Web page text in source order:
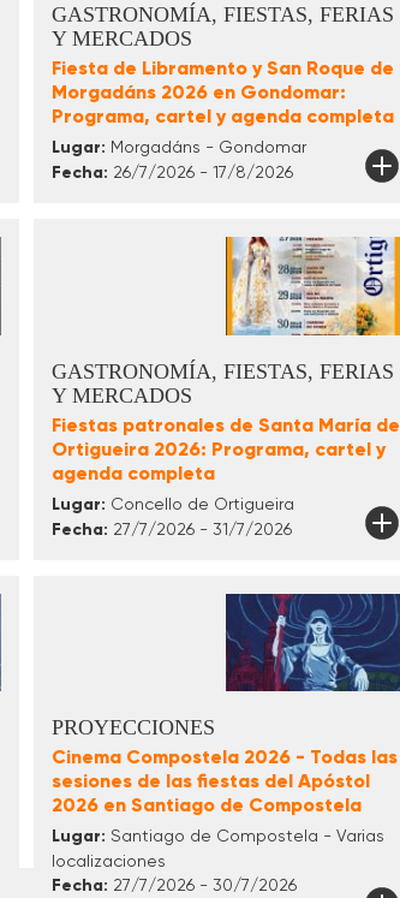
GASTRONOMÍA, FIESTAS, FERIAS
Y MERCADOS
Fiesta de Libramento y San Roque de
Morgadáns 2026 en Gondomar:
Programa, cartel y agenda completa
Lugar: Morgadáns - Gondomar
Fecha: 26/7/2026 - 17/8/2026
GASTRONOMÍA, FIESTAS, FERIAS
Y MERCADOS
Fiestas patronales de Santa María de
Ortigueira 2026: Programa, cartel y
agenda completa
Lugar: Concello de Ortigueira
Fecha: 27/7/2026 - 31/7/2026
PROYECCIONES
Cinema Compostela 2026 - Todas las
sesiones de las fiestas del Apóstol
2026 en Santiago de Compostela
Lugar: Santiago de Compostela - Varias
localizaciones
Fecha: 27/7/2026 - 30/7/2026